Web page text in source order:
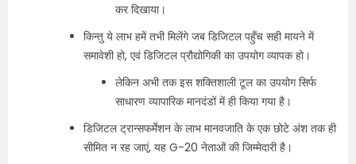
कर दिखाया।
किन्तु ये लाभ हमें तभी मिलेंगे जब डिजिटल पहुँच सही मायने में
समावेशी हो, एवं डिजिटल प्रौद्योगिकी का उपयोग व्यापक हो।
लेकिन अभी तक इस शक्तिशाली टूल का उपयोग सिर्फ
साधारण व्यापारिक मानदंडों में ही किया गया है।
डिजिटल ट्रान्सफर्मेशन के लाभ मानवजाति के एक छोटे अंश तक ही
सीमित न रह जाएं, यह G-20 नेताओं की जिम्मेदारी है।